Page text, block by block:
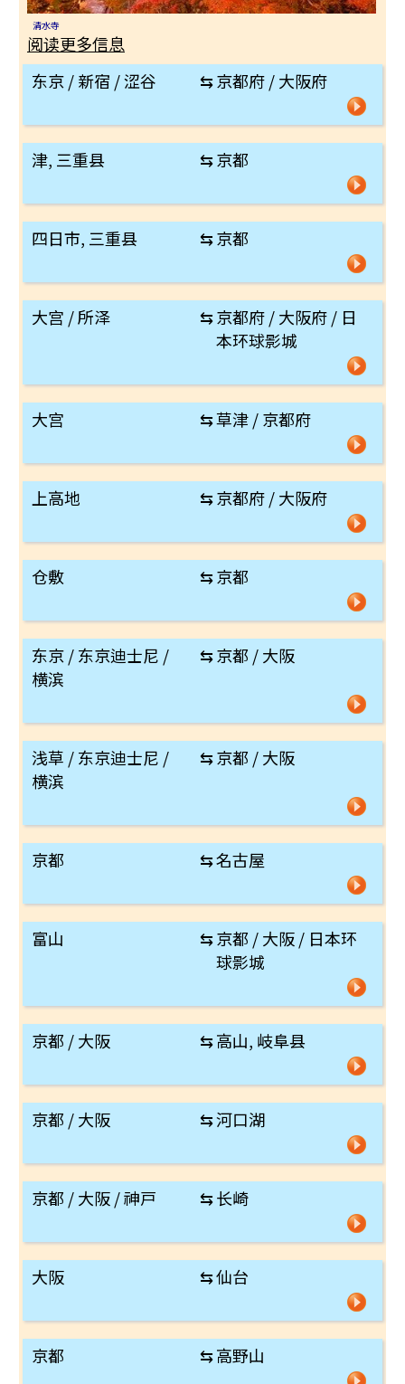
清水寺
阅读更多信息
东京 / 新宿 / 涩谷
⇆京都府 / 大阪府
津, 三重县 ⇆京都
四日市, 三重县 ⇆京都
大宫 / 所泽 ⇆京都府 / 大阪府 / 日
本环球影城
大宫 ⇆草津 / 京都府
上高地 ⇆京都府 / 大阪府
仓敷 ⇆京都
东京 / 东京迪士尼 /
横滨
⇆京都 / 大阪
浅草 / 东京迪士尼 /
横滨
⇆京都 / 大阪
京都 ⇆名古屋
富山 ⇆京都 / 大阪 / 日本环
球影城
京都 / 大阪 ⇆高山, 岐阜县
京都 / 大阪 ⇆河口湖
京都 / 大阪 / 神戸 ⇆长崎
大阪 ⇆仙台
京都 ⇆高野山